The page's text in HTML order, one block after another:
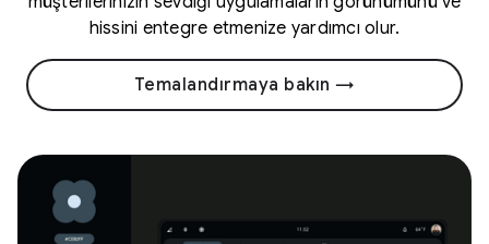
hissini entegre etmenize yardımcı olur.
Temalandırmaya bakın →